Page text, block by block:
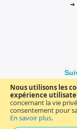
Nous utilisons les
expérience
concernant la vie
consentement pour
En savoir plus.
© FM-médical. Tous